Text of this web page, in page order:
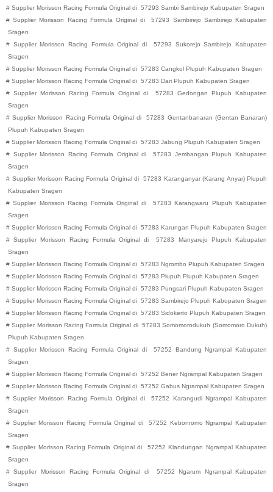
# Supplier Morisson Racing Formula Original di 57293 Sambi Sambirejo Kabupaten Sragen
# Supplier Morisson Racing Formula Original di 57293 Sambirejo Sambirejo
Kabupaten
Sragen
# Supplier Morisson Racing Formula Original di 57293 Sukorejo Sambirejo
Kabupaten
Sragen
# Supplier Morisson Racing Formula Original di 57283 Cangkol Plupuh Kabupaten Sragen
# Supplier Morisson Racing Formula Original di 57283 Dari Plupuh Kabupaten Sragen
# Supplier Morisson Racing Formula Original di 57283 Gedongan Plupuh
Kabupaten
Sragen
# Supplier Morisson Racing Formula Original di 57283 Gentanbanaran (Gentan Banaran)
Plupuh Kabupaten Sragen
# Supplier Morisson Racing Formula Original di 57283 Jabung Plupuh Kabupaten Sragen
# Supplier Morisson Racing Formula Original di 57283 Jembangan Plupuh
Kabupaten
Sragen
# Supplier Morisson Racing Formula Original di 57283 Karanganyar (Karang Anyar) Plupuh
Kabupaten Sragen
# Supplier Morisson Racing Formula Original di 57283 Karangwaru Plupuh
Kabupaten
Sragen
# Supplier Morisson Racing Formula Original di 57283 Karungan Plupuh Kabupaten Sragen
# Supplier Morisson Racing Formula Original di 57283 Manyarejo Plupuh
Kabupaten
Sragen
# Supplier Morisson Racing Formula Original di 57283 Ngrombo Plupuh Kabupaten Sragen
# Supplier Morisson Racing Formula Original di 57283 Plupuh Plupuh Kabupaten Sragen
# Supplier Morisson Racing Formula Original di 57283 Pungsari Plupuh Kabupaten Sragen
# Supplier Morisson Racing Formula Original di 57283 Sambirejo Plupuh Kabupaten Sragen
# Supplier Morisson Racing Formula Original di 57283 Sidokerto Plupuh Kabupaten Sragen
# Supplier Morisson Racing Formula Original di 57283 Somomorodukuh (Somomoro Dukuh)
Plupuh Kabupaten Sragen
# Supplier Morisson Racing Formula Original di 57252 Bandung Ngrampal
Kabupaten
Sragen
# Supplier Morisson Racing Formula Original di 57252 Bener Ngrampal Kabupaten Sragen
# Supplier Morisson Racing Formula Original di 57252 Gabus Ngrampal Kabupaten Sragen
# Supplier Morisson Racing Formula Original di 57252 Karangudi Ngrampal
Kabupaten
Sragen
# Supplier Morisson Racing Formula Original di 57252 Kebonromo Ngrampal
Kabupaten
Sragen
# Supplier Morisson Racing Formula Original di 57252 Klandungan Ngrampal
Kabupaten
Sragen
# Supplier Morisson Racing Formula Original di 57252 Ngarum Ngrampal
Kabupaten
Sragen